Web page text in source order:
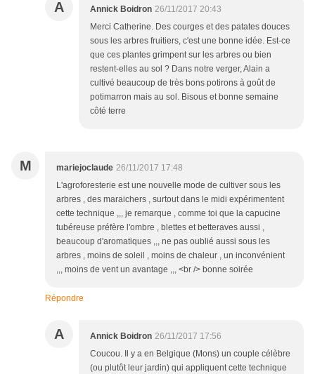
A Annick Boidron 26/11/2017 20:43
Merci Catherine. Des courges et des patates douces
sous les arbres fruitiers, c'est une bonne idée. Est-ce
que ces plantes grimpent sur les arbres ou bien
restent-elles au sol ? Dans notre verger, Alain a
cultivé beaucoup de très bons potirons à goût de
potimarron mais au sol. Bisous et bonne semaine
côté terre
M mariejoclaude 26/11/2017 17:48
L'agroforesterie est une nouvelle mode de cultiver sous les
arbres , des maraichers , surtout dans le midi expérimentent
cette technique ,,, je remarque , comme toi que la capucine
tubéreuse préfère l'ombre , blettes et betteraves aussi ,
beaucoup d'aromatiques ,,, ne pas oublié aussi sous les
arbres , moins de soleil , moins de chaleur , un inconvénient
,,, moins de vent un avantage ,,, <br /> bonne soirée
Répondre
A Annick Boidron 26/11/2017 17:56
Coucou. Il y a en Belgique (Mons) un couple célèbre
(ou plutôt leur jardin) qui appliquent cette technique